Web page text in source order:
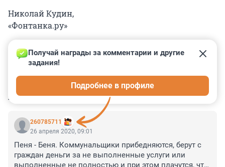
Николай Кудин,
«Фонтанка.ру»
КОММЕНТАРИИ 15
260785711
Получай награды за комментарии и другие
задания!
Подробнее в профиле
26 апреля 2020, 09:01
Пеня - Беня. Коммунальщики прибедняются, берут с
граждан деньги за не выполненные услуги или
выполненные не полностью и при этом плачутся, что